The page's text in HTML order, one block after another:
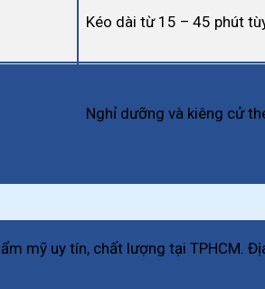
Kéo dài từ 15 – 45 phút
Nghỉ dưỡng và kiêng cử
mỹ uy tín, chất lượng tại TPHCM.